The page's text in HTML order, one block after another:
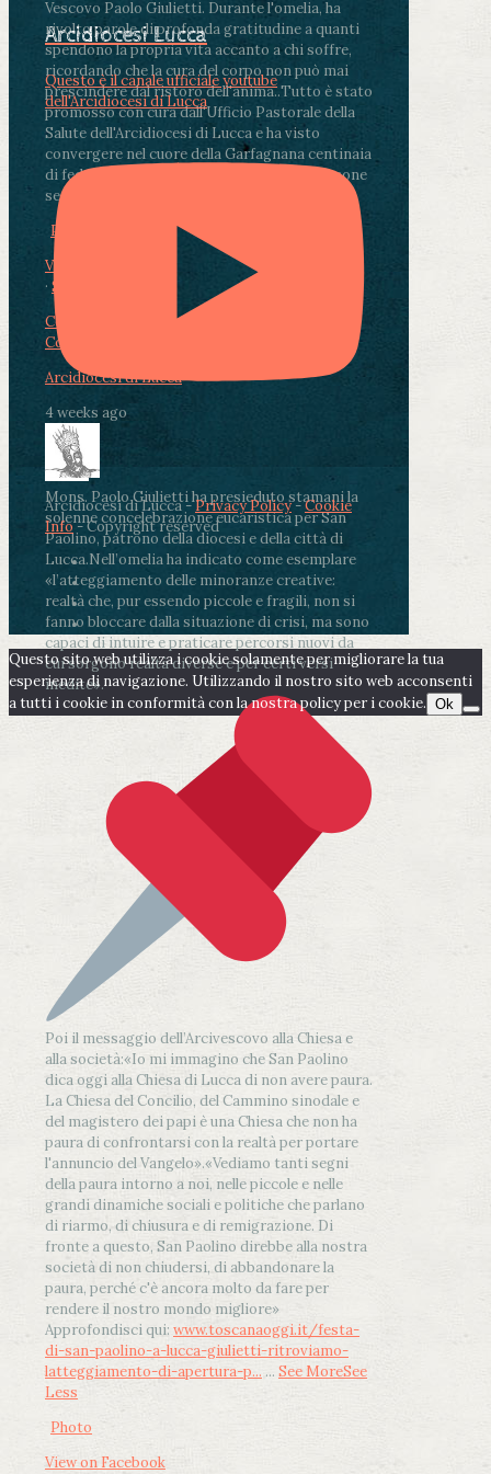
Vescovo Paolo Giulietti. Durante l'omelia, ha
rivolto parole di profonda gratitudine a quanti
spendono la propria vita accanto a chi soffre,
ricordando che la cura del corpo non può mai
prescindere dal ristoro dell'anima..Tutto è stato
promosso con cura dall'Ufficio Pastorale della
Salute dell'Arcidiocesi di Lucca e ha visto
convergere nel cuore della Garfagnana centinaia
di fedeli, operatori sanitari, volontari e persone
segnate dalla malattia.
Photo
View on Facebook
· Share
Condividi su Facebook
Condividi su LinkedIn
Arcidiocesi di Lucca
4 weeks ago
Mons. Paolo Giulietti ha presieduto stamani la
solenne concelebrazione eucaristica per San
Paolino, patrono della diocesi e della città di
Lucca.Nell’omelia ha indicato come esemplare
«l’atteggiamento delle minoranze creative:
realtà che, pur essendo piccole e fragili, non si
fanno bloccare dalla situazione di crisi, ma sono
capaci di intuire e praticare percorsi nuovi da
cui sorgono realtà diverse e per certi versi
inedite».
Poi il messaggio dell’Arcivescovo alla Chiesa e
alla società:«Io mi immagino che San Paolino
dica oggi alla Chiesa di Lucca di non avere paura.
La Chiesa del Concilio, del Cammino sinodale e
del magistero dei papi è una Chiesa che non ha
paura di confrontarsi con la realtà per portare
l'annuncio del Vangelo».«Vediamo tanti segni
della paura intorno a noi, nelle piccole e nelle
grandi dinamiche sociali e politiche che parlano
di riarmo, di chiusura e di remigrazione. Di
fronte a questo, San Paolino direbbe alla nostra
società di non chiudersi, di abbandonare la
paura, perché c'è ancora molto da fare per
rendere il nostro mondo migliore»
Approfondisci qui: www.toscanaoggi.it/festa-
di-san-paolino-a-lucca-giulietti-ritroviamo-
latteggiamento-di-apertura-p... ... See MoreSee
Less
Photo
View on Facebook
Arcidiocesi Lucca
Questo è il canale ufficiale youtube
dell'Arcidiocesi di Lucca
Arcidiocesi di Lucca -Privacy Policy-Cookie
Info- Copyright reserved
Questo sito web utilizza i cookie solamente per migliorare la tua
esperienza di navigazione. Utilizzando il nostro sito web acconsenti
a tutti i cookie in conformità con la nostra policy per i cookie. Ok